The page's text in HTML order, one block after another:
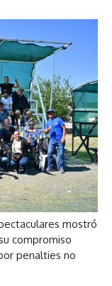
mostró
compromiso
penalties no